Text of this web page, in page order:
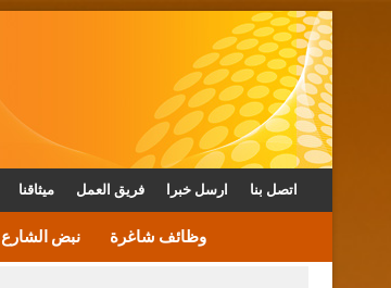
ميثاقنا فريق العمل ارسل خبرا اتصل بنا
نبض الشارع وظائف شاغرة